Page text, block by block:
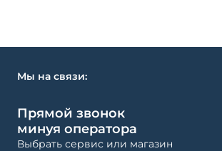
Мы на связи:
Прямой звонок
минуя оператора
Выбрать сервис или магазин